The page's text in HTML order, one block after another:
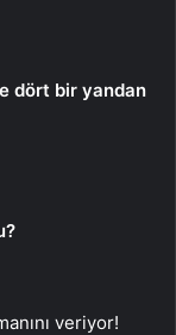
dört bir yandan
veriyor!